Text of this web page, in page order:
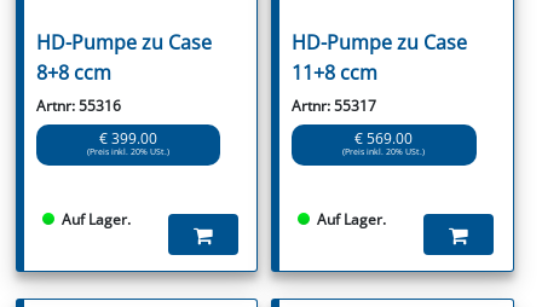
HD-Pumpe zu Case
8+8 ccm
Artnr: 55316
€ 399.00
(Preis inkl. 20% USt.)
Auf Lager.
HD-Pumpe zu Case
11+8 ccm
Artnr: 55317
€ 569.00
(Preis inkl. 20% USt.)
Auf Lager.